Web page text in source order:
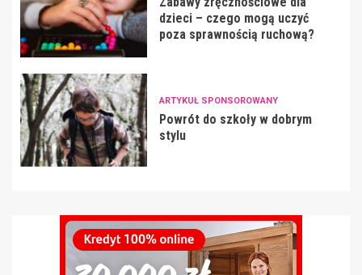
dzieci – czego mogą uczyć
poza sprawnością ruchową?
ARTYKUŁ SPONSOROWANY
Powrót do szkoły w dobrym
stylu